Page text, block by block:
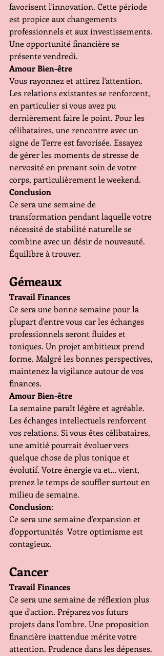
favorisent l'innovation. Cette période
est propice aux changements
professionnels et aux investissements.
Une opportunité financière se
présente vendredi.
Amour Bien-être
Vous rayonnez et attirez l'attention.
Les relations existantes se renforcent,
en particulier si vous avez pu
dernièrement faire le point. Pour les
célibataires, une rencontre avec un
signe de Terre est favorisée. Essayez
de gérer les moments de stresse de
nervosité en prenant soin de votre
corps, particulièrement le weekend.
Conclusion
Ce sera une semaine de
transformation pendant laquelle votre
nécessité de stabilité naturelle se
combine avec un désir de nouveauté.
Équilibre à trouver.
Gémeaux
Travail Finances
Ce sera une bonne semaine pour la
plupart d'entre vous car les échanges
professionnels seront fluides et
toniques. Un projet ambitieux prend
forme. Malgré les bonnes perspectives,
maintenez la vigilance autour de vos
finances.
Amour Bien-être
La semaine paraît légère et agréable.
Les échanges intellectuels renforcent
vos relations. Si vous êtes célibataires,
une amitié pourrait évoluer vers
quelque chose de plus tonique et
évolutif. Votre énergie va et... vient,
prenez le temps de souffler surtout en
milieu de semaine.
Conclusion:
Ce sera une semaine d'expansion et
d'opportunités  Votre optimisme est
contagieux.
Cancer
Travail Finances
Ce sera une semaine de réflexion plus
que d'action. Préparez vos futurs
projets dans l'ombre. Une proposition
financière inattendue mérite votre
attention. Prudence dans les dépenses.